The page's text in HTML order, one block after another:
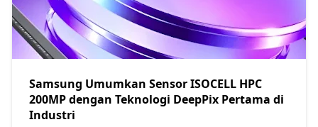
Samsung Umumkan Sensor ISOCELL HPC
200MP dengan Teknologi DeepPix Pertama di
Industri